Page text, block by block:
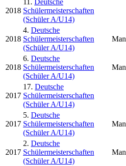
2018
11. Deutsche
Schülermeisterschaften
(Schüler A/U14)
2018
4. Deutsche
Schülermeisterschaften
(Schüler A/U14)
2018
6. Deutsche
Schülermeisterschaften
(Schüler A/U14)
2017
17. Deutsche
Schülermeisterschaften
(Schüler A/U14)
2017
5. Deutsche
Schülermeisterschaften
(Schüler A/U14)
2017
2. Deutsche
Schülermeisterschaften
(Schüler A/U14)